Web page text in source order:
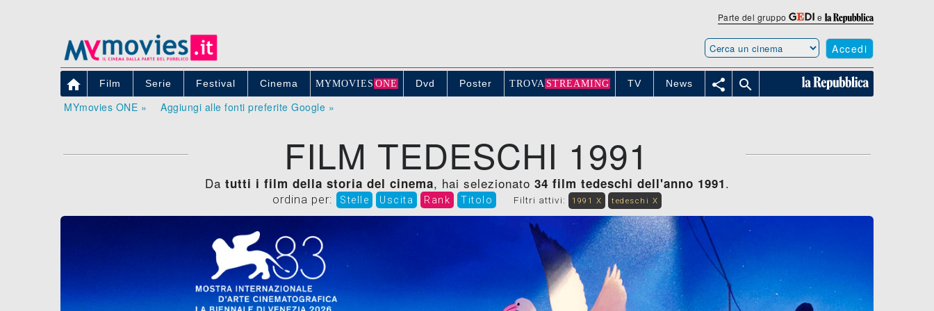
Parte del gruppo e
Accedi
 Film Serie Festival Cinema MYMOVIE S ONE Dvd Poster TROVA STREAMING TV News  
MYmovies ONE » Aggiungi alle fonti preferite Google »
FILM TEDESCHI 1991
Da tutti i film della storia del cinema, hai selezionato 34 film tedeschi dell'anno 1991.
ordina per: Stelle Uscita Rank Titolo Filtri attivi: 1991 X tedeschi X